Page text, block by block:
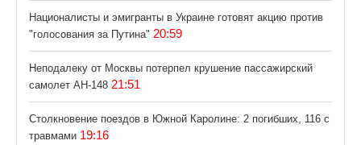
Националисты и эмигранты в Украине готовят акцию против
"голосования за Путина" 20:59
Неподалеку от Москвы потерпел крушение пассажирский
самолет АН-148 21:51
Столкновение поездов в Южной Каролине: 2 погибших, 116 с
травмами 19:16